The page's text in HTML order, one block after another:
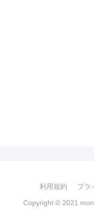
利用規約 プラ
Copyright © 2021